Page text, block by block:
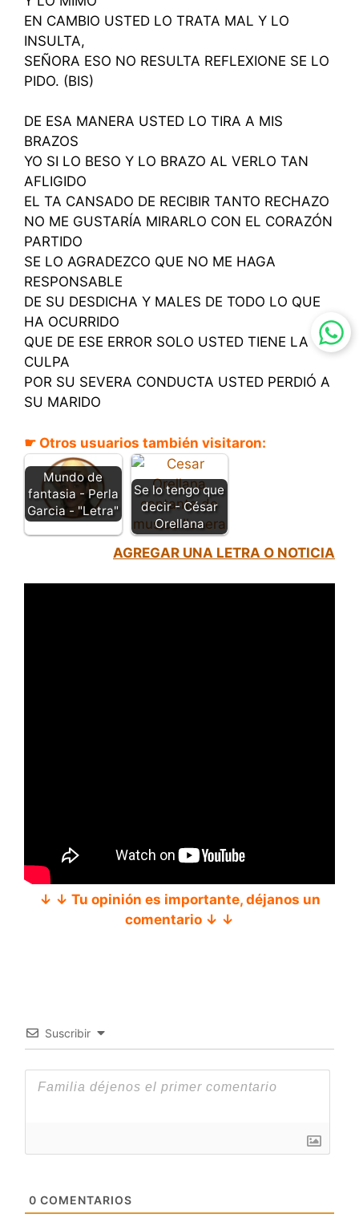
EN CAMBIO USTED LO TRATA MAL Y LO
INSULTA,
SEÑORA ESO NO RESULTA REFLEXIONE SE LO
PIDO. (BIS)
DE ESA MANERA USTED LO TIRA A MIS
BRAZOS
YO SI LO BESO Y LO BRAZO AL VERLO TAN
AFLIGIDO
EL TA CANSADO DE RECIBIR TANTO RECHAZO
NO ME GUSTARÍA MIRARLO CON EL CORAZÓN
PARTIDO
SE LO AGRADEZCO QUE NO ME HAGA
RESPONSABLE
DE SU DESDICHA Y MALES DE TODO LO QUE
HA OCURRIDO
QUE DE ESE ERROR SOLO USTED TIENE LA
CULPA
POR SU SEVERA CONDUCTA USTED PERDIÓ A
SU MARIDO
☛ Otros usuarios también visitaron:
Mundo de
fantasia - Perla
Garcia - "Letra"
Se lo tengo que
decir - César
Orellana
AGREGAR UNA LETRA O NOTICIA
↓ ↓ Tu opinión es importante, déjanos un
comentario ↓ ↓
Suscribir
0 COMENTARIOS